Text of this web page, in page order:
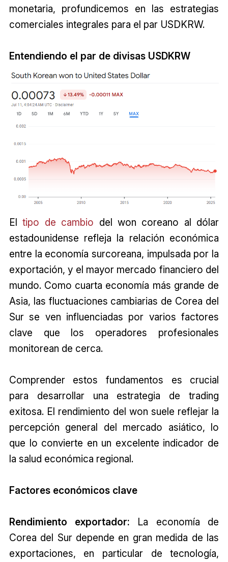
monetaria, profundicemos en las estrategias
comerciales integrales para el par USDKRW.
Entendiendo el par de divisas USDKRW
Eltipo de cambio del won coreano al dólar
estadounidense refleja la relación económica
entre la economía surcoreana, impulsada por la
exportación, y el mayor mercado financiero del
mundo. Como cuarta economía más grande de
Asia, las fluctuaciones cambiarias de Corea del
Sur se ven influenciadas por varios factores
clave que los operadores profesionales
monitorean de cerca.
Comprender estos fundamentos es crucial
para desarrollar una estrategia de trading
exitosa. El rendimiento del won suele reflejar la
percepción general del mercado asiático, lo
que lo convierte en un excelente indicador de
la salud económica regional.
Factores económicos clave
Rendimiento exportador: La economía de
Corea del Sur depende en gran medida de las
exportaciones, en particular de tecnología,